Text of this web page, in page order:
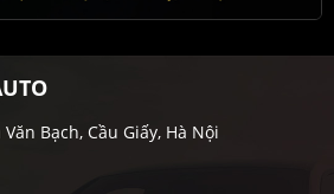
Bạch, Cầu Giấy, Hà Nội